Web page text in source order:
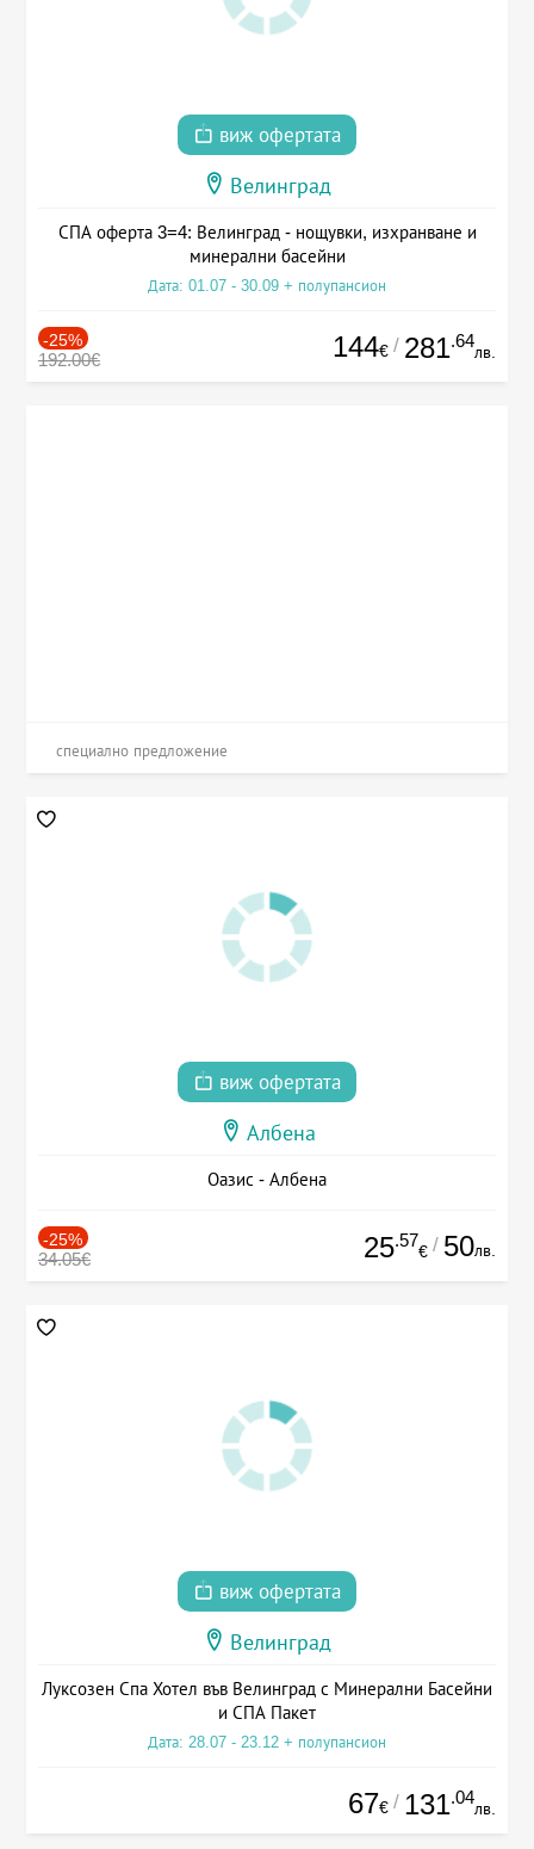
виж офертата
Велинград
СПА оферта 3=4: Велинград - нощувки, изхранване и
минерални басейни
Дата: 01.07 - 30.09 + полупансион
-25%
192.00€ 144€ / 281.64
лв.
специално предложение
виж офертата
Албена
Оазис - Албена
-25%
34.05€ 25.57
€ / 50лв.
виж офертата
Велинград
Луксозен Спа Хотел във Велинград с Минерални Басейни
и СПА Пакет
Дата: 28.07 - 23.12 + полупансион
67€ / 131.04
лв.